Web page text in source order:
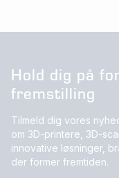
Hold dig på
fremstilling
Tilmeld dig vores
om 3D-printere, 3D-
innovative løsninger,
der former fremtiden.